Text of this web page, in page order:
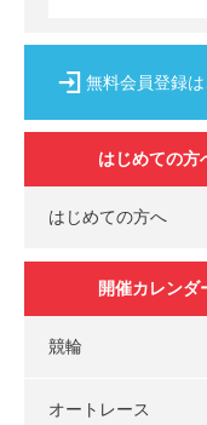
無料会員登録は
はじめての方
はじめての方へ
開催カレンダ
競輪
オートレース